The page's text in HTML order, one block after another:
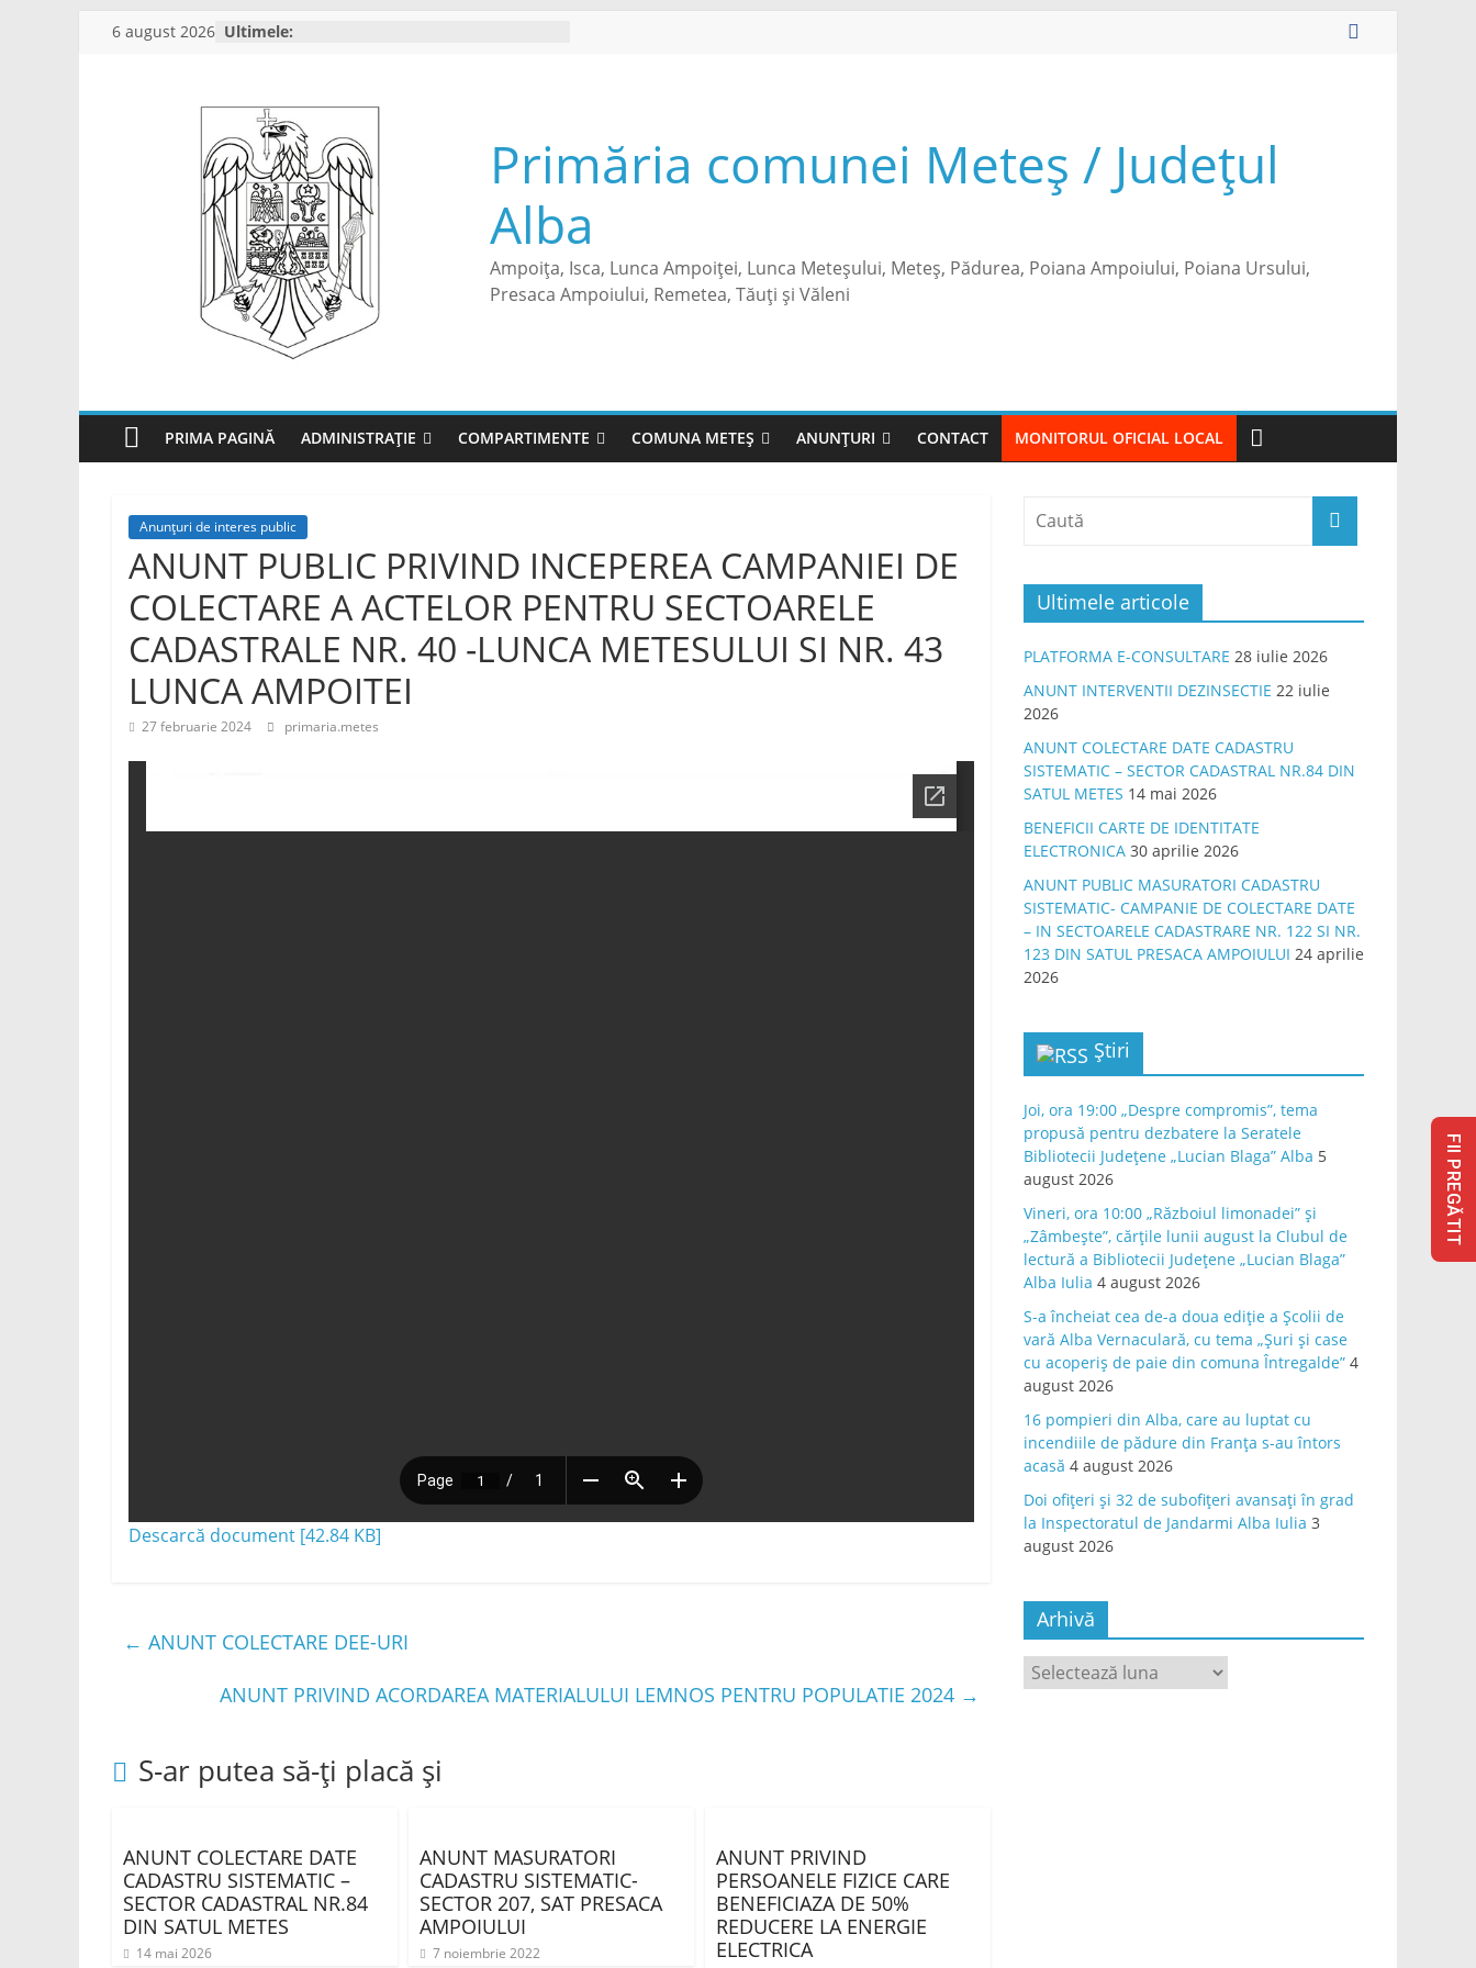
6 august 2026 Ultimele:
Primăria comunei Meteș / Județul
Alba
Ampoița, Isca, Lunca Ampoiței, Lunca Meteșului, Meteș, Pădurea, Poiana Ampoiului, Poiana Ursului,
Presaca Ampoiului, Remetea, Tăuți și Văleni
PRIMA PAGINĂ ADMINISTRAȚIE COMPARTIMENTE COMUNA METEȘ ANUNȚURI CONTACT MONITORUL OFICIAL LOCAL
Anunțuri de interes public
ANUNT PUBLIC PRIVIND INCEPEREA CAMPANIEI DE
COLECTARE A ACTELOR PENTRU SECTOARELE
CADASTRALE NR. 40 -LUNCA METESULUI SI NR. 43
LUNCA AMPOITEI
27 februarie 2024 primaria.metes
Descarcă document [42.84 KB]
← ANUNT COLECTARE DEE-URI
ANUNT PRIVIND ACORDAREA MATERIALULUI LEMNOS PENTRU POPULATIE 2024 →
S-ar putea să-ți placă și
ANUNT COLECTARE DATE
CADASTRU SISTEMATIC –
SECTOR CADASTRAL NR.84
DIN SATUL METES
14 mai 2026
ANUNT MASURATORI
CADASTRU SISTEMATIC-
SECTOR 207, SAT PRESACA
AMPOIULUI
7 noiembrie 2022
ANUNT PRIVIND
PERSOANELE FIZICE CARE
BENEFICIAZA DE 50%
REDUCERE LA ENERGIE
ELECTRICA
Ultimele articole
PLATFORMA E-CONSULTARE 28 iulie 2026
ANUNT INTERVENTII DEZINSECTIE 22 iulie
2026
ANUNT COLECTARE DATE CADASTRU
SISTEMATIC – SECTOR CADASTRAL NR.84 DIN
SATUL METES 14 mai 2026
BENEFICII CARTE DE IDENTITATE
ELECTRONICA 30 aprilie 2026
ANUNT PUBLIC MASURATORI CADASTRU
SISTEMATIC- CAMPANIE DE COLECTARE DATE
– IN SECTOARELE CADASTRARE NR. 122 SI NR.
123 DIN SATUL PRESACA AMPOIULUI 24 aprilie
2026
Știri
Joi, ora 19:00 „Despre compromis”, tema
propusă pentru dezbatere la Seratele
Bibliotecii Județene „Lucian Blaga” Alba 5
august 2026
Vineri, ora 10:00 „Războiul limonadei” și
„Zâmbește”, cărțile lunii august la Clubul de
lectură a Bibliotecii Județene „Lucian Blaga”
Alba Iulia 4 august 2026
S-a încheiat cea de-a doua ediție a Școlii de
vară Alba Vernaculară, cu tema „Șuri și case
cu acoperiș de paie din comuna Întregalde” 4
august 2026
16 pompieri din Alba, care au luptat cu
incendiile de pădure din Franța s-au întors
acasă 4 august 2026
Doi ofițeri și 32 de subofițeri avansați în grad
la Inspectoratul de Jandarmi Alba Iulia 3
august 2026
Arhivă
Arhivă
FII PREGĂTIT